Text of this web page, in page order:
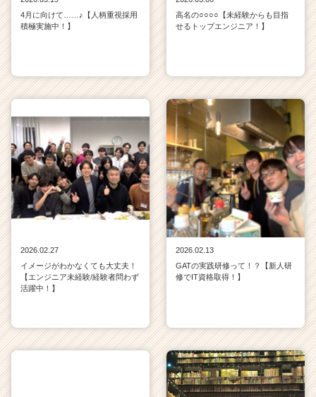
4月に向けて……♪【人柄重視採用
積極実施中！】
高名の○○○○【未経験からも目指
せるトップエンジニア！】
2026.02.27
イメージがわかなくても大丈夫！
【エンジニア未経験/経験者問わず
活躍中！】
2026.02.13
GATの実践研修って！？【新人研
修でIT資格取得！】